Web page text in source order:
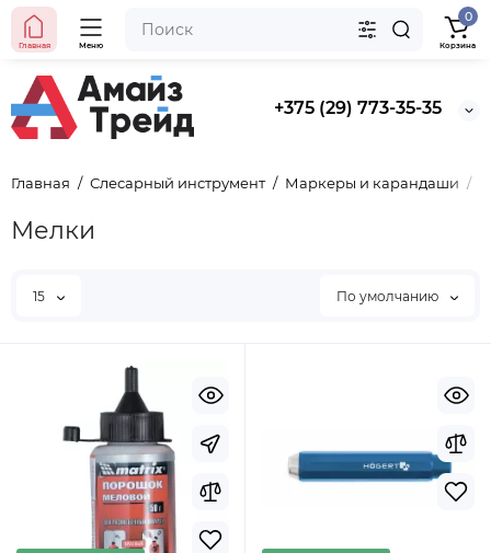
+375 (29) 773-35-35
Главная Меню
0
Корзина
Главная Слесарный инструмент Маркеры и карандаши
Мелки
15 По умолчанию